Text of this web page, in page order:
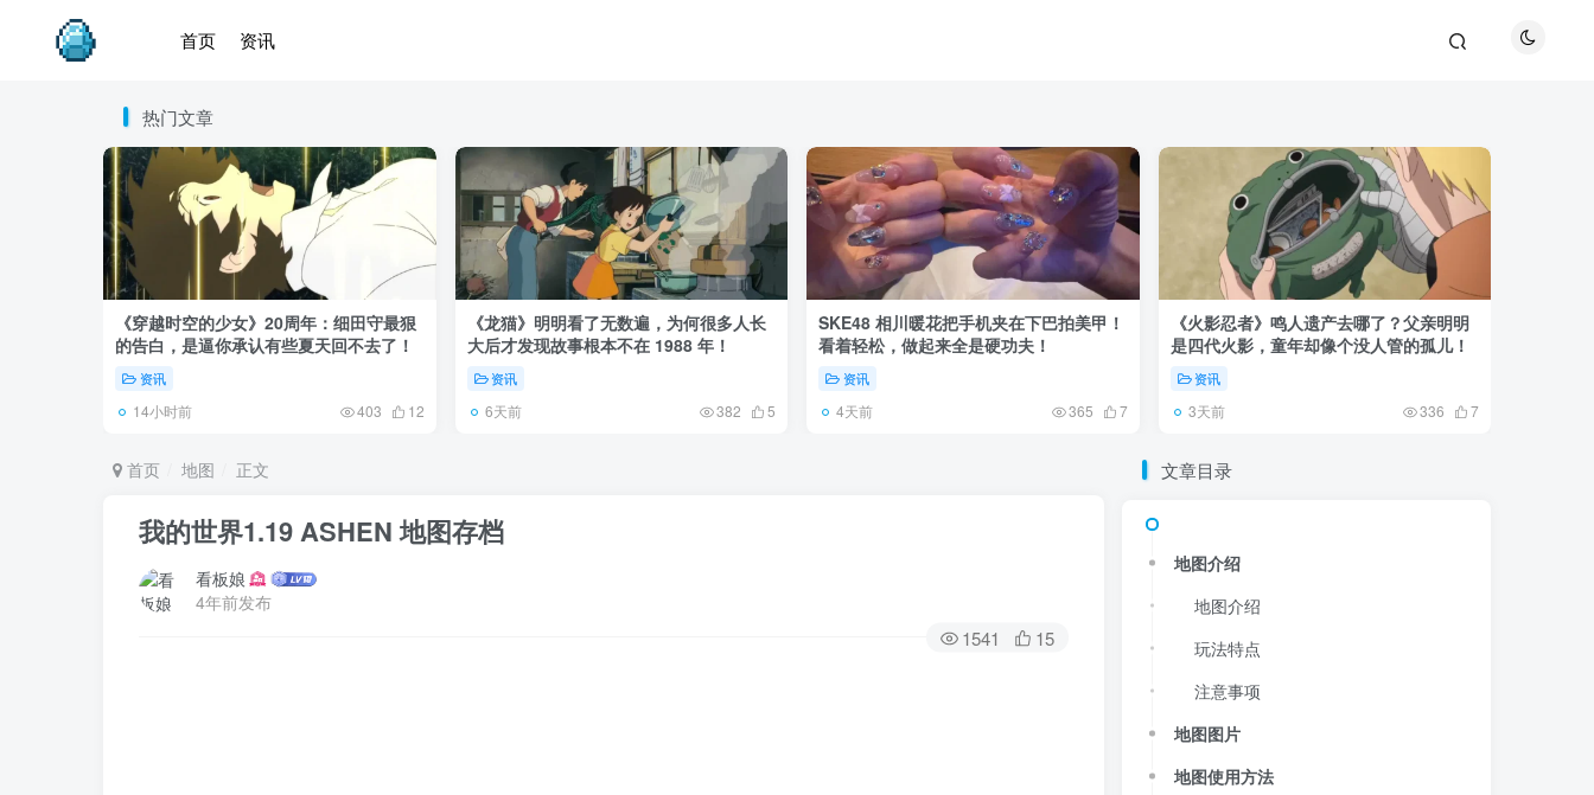
首页 资讯
热门文章
《穿越时空的少女》20周年：细田守最狠
的告白，是逼你承认有些夏天回不去了！
资讯
14小时前 403 12
《龙猫》明明看了无数遍，为何很多人长
大后才发现故事根本不在 1988 年！
资讯
6天前 382 5
SKE48 相川暖花把手机夹在下巴拍美甲！
看着轻松，做起来全是硬功夫！
资讯
4天前 365 7
《火影忍者》鸣人遗产去哪了？父亲明明
是四代火影，童年却像个没人管的孤儿！
资讯
3天前 336 7
首页 地图 正文
我的世界1.19 ASHEN 地图存档
看板娘
4年前发布
1541 15
文章目录
地图介绍
地图介绍
玩法特点
注意事项
地图图片
地图使用方法